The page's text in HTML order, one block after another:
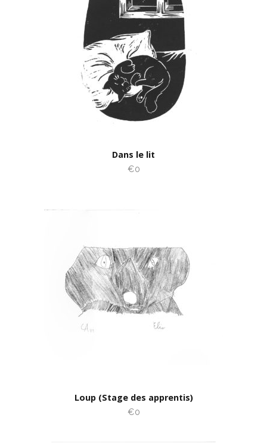
Dans le lit
€0
Loup (Stage des apprentis)
€0